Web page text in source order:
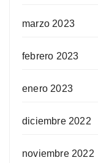
marzo 2023
febrero 2023
enero 2023
diciembre 2022
noviembre 2022